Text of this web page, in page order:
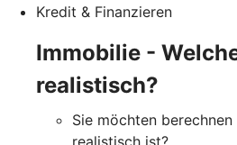
Kredit & Finanzieren
Immobilie -
realistisch?
Sie möchten
realistisch ist?